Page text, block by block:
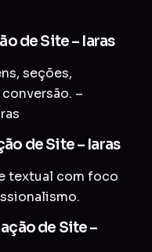
de Site – Iaras
seções,
–
de Site – Iaras
textual com foco
de Site –